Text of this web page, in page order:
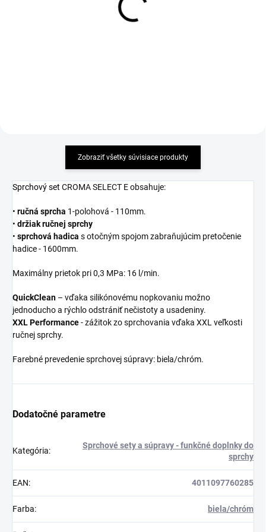
podomietkovou batériou pre
Zobraziť všetky súvisiace produkty
Sprchový set CROMA SELECT E obsahuje:
• ručná sprcha 1-polohová - 110mm.
• držiakručnej sprchy
• sprchová hadica s otočným spojom zabraňujúcim pretočenie
hadice - 1600mm.
Maximálny prietok pri 0,3 MPa: 16 l/min.
QuickClean – vďaka silikónovému nopkovaniu možno
jednoducho a rýchlo odstrániť nečistoty a usadeniny.
XXLPerformance- zážitok zo sprchovania vďaka XXL veľkosti
ručnej sprchy.
Farebné prevedenie sprchovej súpravy: biela/chróm.
Dodatočné parametre
Kategória:
Sprchové sety a súpravy - funkčné doplnky do
sprchy
EAN: 4011097760285
Farba: biela/chróm